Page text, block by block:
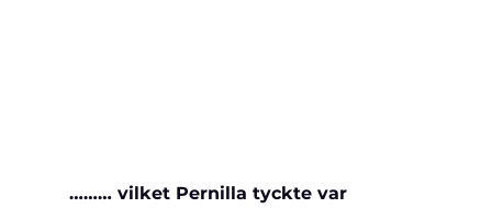
……… vilket Pernilla tyckte var